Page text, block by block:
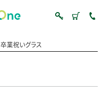
卒業祝いグラス